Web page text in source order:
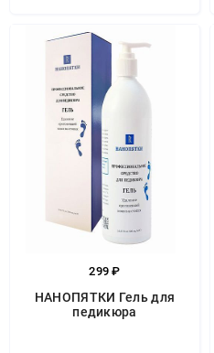
299 ₽
НАНОПЯТКИ Гель для
педикюра